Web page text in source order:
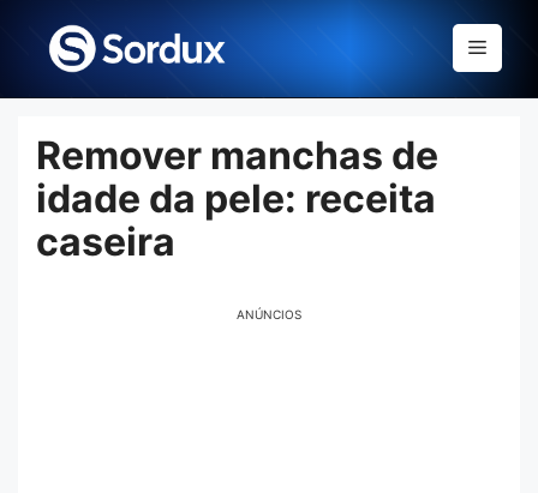
content
Menu
Remover manchas de
idade da pele: receita
caseira
ANÚNCIOS